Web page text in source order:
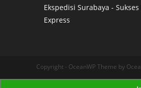
Ekspedisi Surabaya -
Express
Jasa Tank Cleaning
Copyright - OceanWP Theme by